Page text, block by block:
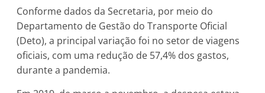
Conforme dados da Secretaria, por meio do
Departamento de Gestão do Transporte Oficial
(Deto), a principal variação foi no setor de viagens
oficiais, com uma redução de 57,4% dos gastos,
durante a pandemia.